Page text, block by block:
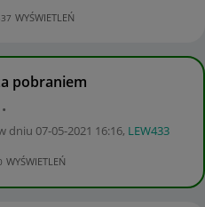
WYŚWIETLEŃ
pobraniem
dniu ‎07-05-2021 16:16, LEW433
WYŚWIETLEŃ